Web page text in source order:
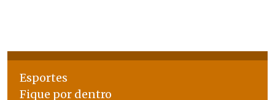
Esportes
Fique por dentro